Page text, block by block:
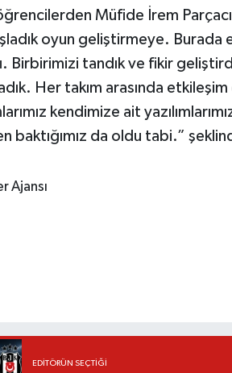
Müfide İrem
oyun geliştirmeye. Burada
Birbirimizi tandık ve fikir
Her takım arasında
kendimize ait
baktığımız da oldu tabi.”
Ajansı
EDITÖRÜN SEÇTIĞI